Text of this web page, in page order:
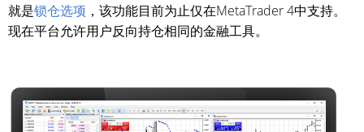
就是锁仓选项 ，该功能目前为止仅在MetaTrader 4中支持。
现在平台允许用户反向持仓相同的金融工具。